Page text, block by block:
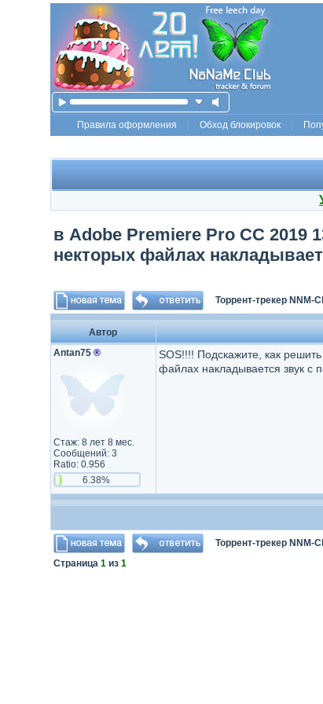
Правила оформления Обход блокировок
в Adobe Premiere Pro CC 2019
некторых файлах
Торрент-трекер NNM-
Автор
Antan75 ®
Стаж: 8 лет 8 мес.
Сообщений: 3
Ratio: 0.956
6.38%
SOS!!!! Подскажите, как
файлах накладывается звук с
Торрент-трекер NNM-
Страница 1из 1